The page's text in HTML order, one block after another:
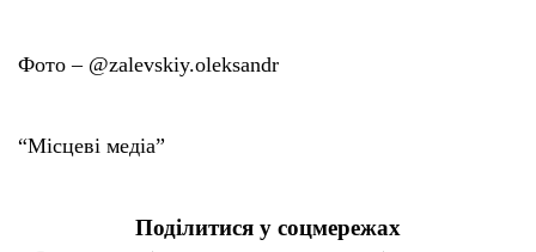
Фото – @zalevskiy.oleksandr
“Місцеві медіа”
Поділитися у соцмережах